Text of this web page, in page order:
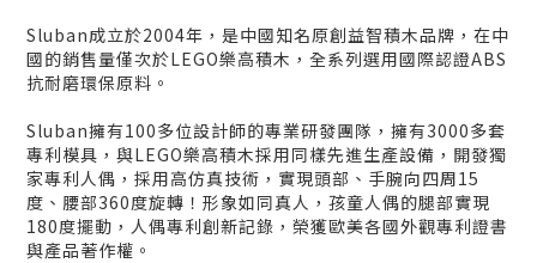
Sluban成立於2004年，是中國知名原創益智積木品牌，在中
國的銷售量僅次於LEGO樂高積木，全系列選用國際認證ABS
抗耐磨環保原料。
Sluban擁有100多位設計師的專業研發團隊，擁有3000多套
專利模具，與LEGO樂高積木採用同樣先進生產設備，開發獨
家專利人偶，採用高仿真技術，實現頭部、手腕向四周15
度、腰部360度旋轉！形象如同真人，孩童人偶的腿部實現
180度擺動，人偶專利創新記錄，榮獲歐美各國外觀專利證書
與產品著作權。